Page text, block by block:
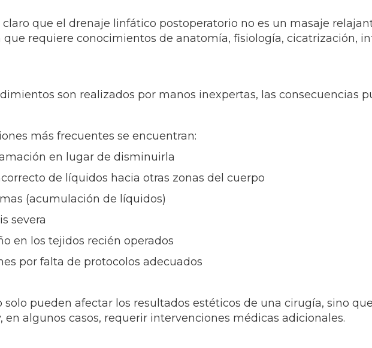
que el drenaje linfático postoperatorio no es un masaje
requiere conocimientos de anatomía, fisiología, cicatrización,
son realizados por manos inexpertas, las consecuencias
más frecuentes se encuentran:
en lugar de disminuirla
de líquidos hacia otras zonas del cuerpo
(acumulación de líquidos)
severa
en los tejidos recién operados
por falta de protocolos adecuados
solo pueden afectar los resultados estéticos de una cirugía, sino
en algunos casos, requerir intervenciones médicas adicionales.